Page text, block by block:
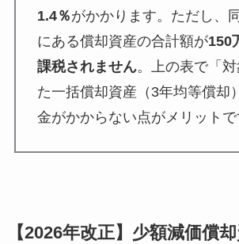
1.4％がかかります。ただし、
にある償却資産の合計額が150
課税されません。上の表で「
た一括償却資産（3年均等償却
金がかからない点がメリットで
【2026年改正】少額減価償